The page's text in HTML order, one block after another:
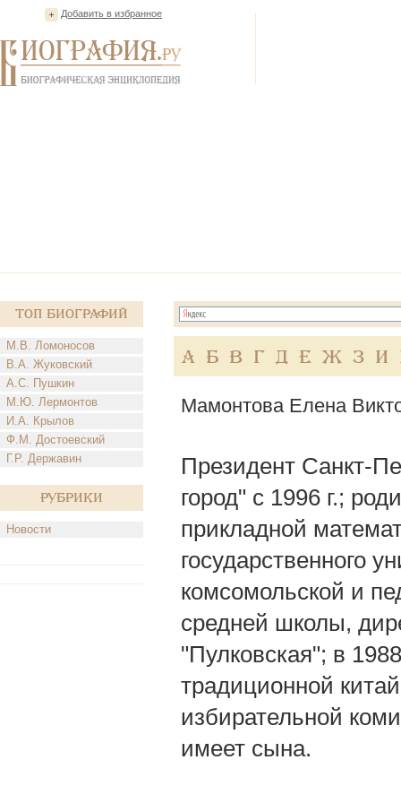
Добавить в избранное
Топ Биографий
М.В. Ломоносов
В.А. Жуковский
А.С. Пушкин
М.Ю. Лермонтов
И.А. Крылов
Ф.М. Достоевский
Г.Р. Державин
Рубрики
Новости
А Б В Г Д Е Ж З И
Мамонтова Елена
Президент Санкт-
город" с 1996 г.;
прикладной
государственного
комсомольской и
средней школы,
"Пулковская"; в
традиционной
избирательной
имеет сына.